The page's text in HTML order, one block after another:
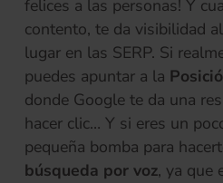
felices a las personas! Y
contento, te da visibilidad
lugar en las SERP. Si
puedes apuntar a la
donde Google te da una
hacer clic… Y si eres un
pequeña bomba para
búsqueda por voz, ya que